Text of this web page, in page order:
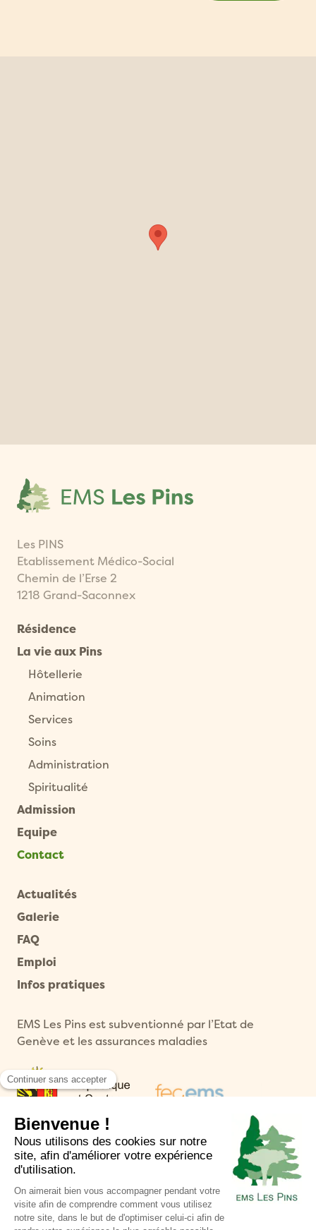
Les PINS
Etablissement Médico-Social
Chemin de l’Erse 2
1218 Grand-Saconnex
Résidence
La vie aux Pins
Hôtellerie
Animation
Services
Soins
Administration
Spiritualité
Admission
Equipe
Contact
Actualités
Galerie
FAQ
Emploi
Infos pratiques
EMS Les Pins est subventionné par l’Etat de
Genève et les assurances maladies